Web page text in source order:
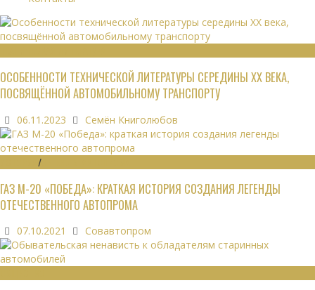
ОСОБЕННОСТИ ТЕХНИЧЕСКОЙ ЛИТЕРАТУРЫ СЕРЕДИНЫ XX ВЕКА,
ПОСВЯЩЁННОЙ АВТОМОБИЛЬНОМУ ТРАНСПОРТУ
06.11.2023 Семён Книголюбов
/
ГАЗ М-20 «ПОБЕДА»: КРАТКАЯ ИСТОРИЯ СОЗДАНИЯ ЛЕГЕНДЫ
ОТЕЧЕСТВЕННОГО АВТОПРОМА
07.10.2021 Совавтопром